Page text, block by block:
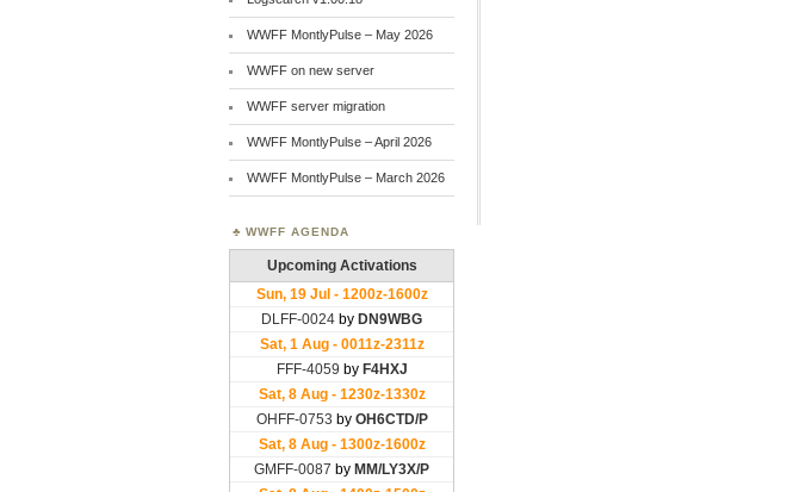
WWFF MontlyPulse – May 2026
WWFF on new server
WWFF server migration
WWFF MontlyPulse – April 2026
WWFF MontlyPulse – March 2026
WWFF AGENDA